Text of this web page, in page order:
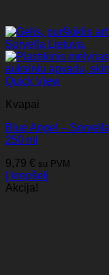
Quick View
Kvapai
Blue Angel –
250 ml
9,79 € su PVM
Į krepšelį
Akcija!